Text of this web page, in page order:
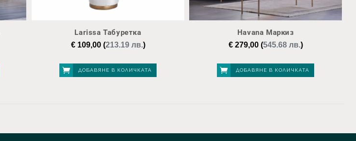
Larissa Табуретка
€109,00(213.19 лв.)
ДОБАВЯНЕ В КОЛИЧКАТА
Havana Маркиз
€279,00(545.68 лв.)
ДОБАВЯНЕ В КОЛИЧКАТА